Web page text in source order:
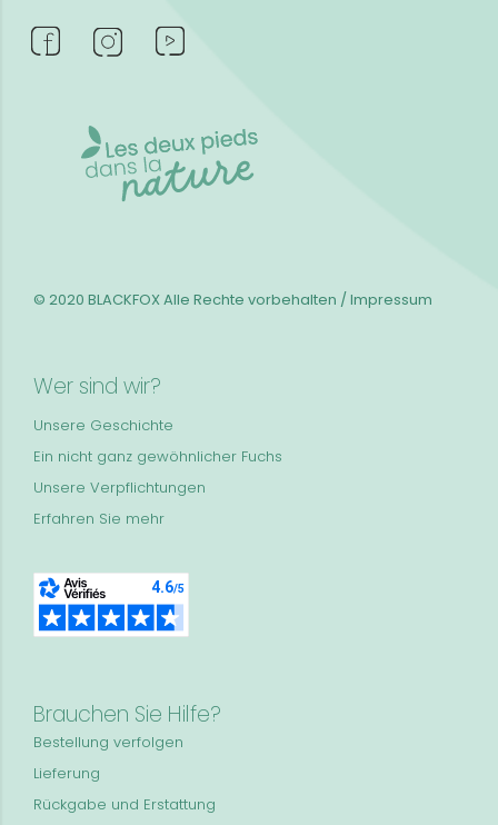
Wer sind wir?
Unsere Geschichte
Ein nicht ganz gewöhnlicher Fuchs
Unsere Verpflichtungen
Erfahren Sie mehr
Brauchen Sie Hilfe?
Bestellung verfolgen
Lieferung
Rückgabe und Erstattung
© 2020 BLACKFOXAlle Rechte vorbehalten / Impressum